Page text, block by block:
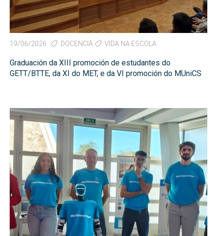
19/06/2026 DOCENCIA VIDA NA ESCOLA
Graduación da XIII promoción de estudantes do
GETT/BTTE, da XI do MET, e da VI promoción do MUniCS